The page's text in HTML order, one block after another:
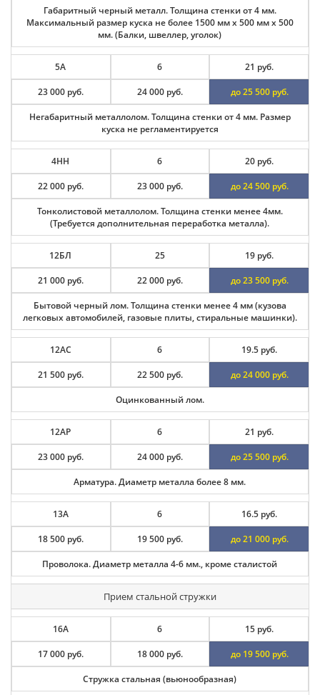
Габаритный черный металл. Толщина стенки от 4 мм.
Максимальный размер куска не более 1500 мм х 500 мм х 500
мм. (Балки, швеллер, уголок)
5А
Негабаритный металлолом. Толщина стенки от 4 мм. Размер
куска не регламентируется
6 21 руб.
23 000 руб. 24 000 руб. до 25 500 руб.
4НН
Тонколистовой металлолом. Толщина стенки менее 4мм.
(Требуется дополнительная переработка металла).
6 20 руб.
22 000 руб. 23 000 руб. до 24 500 руб.
12БЛ
Бытовой черный лом. Толщина стенки менее 4 мм (кузова
легковых автомобилей, газовые плиты, стиральные машинки).
25 19 руб.
21 000 руб. 22 000 руб. до 23 500 руб.
12АС
Оцинкованный лом.
6 19.5 руб.
21 500 руб. 22 500 руб. до 24 000 руб.
12АР
Арматура. Диаметр металла более 8 мм.
6 21 руб.
23 000 руб. 24 000 руб. до 25 500 руб.
13А
Проволока. Диаметр металла 4-6 мм., кроме сталистой
6 16.5 руб.
18 500 руб. 19 500 руб. до 21 000 руб.
Прием стальной стружки
16А
Стружка стальная (вьюнообразная)
6 15 руб.
17 000 руб. 18 000 руб. до 19 500 руб.